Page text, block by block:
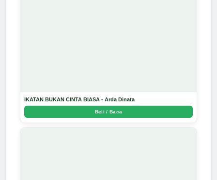
IKATAN BUKAN CINTA BIASA - Arda Dinata
Beli / Baca